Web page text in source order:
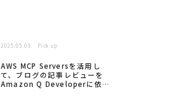
2025.05.09 Pick up
AWS MCP Serversを活用し
て、ブログの記事レビューを
Amazon Q Developerに依頼